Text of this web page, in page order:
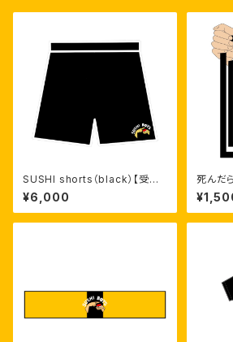
SUSHI shorts（black）【受注
生産】
¥6,000
死んだ